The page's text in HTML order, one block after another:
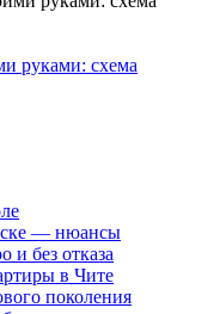
руками: схема
— нюансы
и без отказа
в Чите
поколения